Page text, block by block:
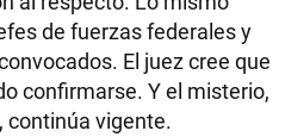
de fuerzas federales y
El juez cree que
confirmarse. Y el misterio,
continúa vigente.